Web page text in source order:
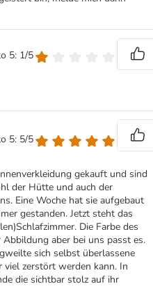
5: 1/5
5: 5/5
gekauft und sind
der Hütte und auch der
Eine Woche hat sie aufgebaut
gestanden. Jetzt steht das
Die Farbe des
aber bei uns passt es.
sich selbst überlassene
viel zerstört werden kann. In
die sichtbar stolz auf ihr